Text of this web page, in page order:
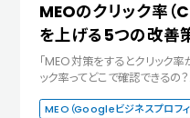
MEOのクリック率（
を上げる5つの改善
「MEO対策をするとクリック率
ック率ってどこで確認できるの
MEO（Googleビジネスプロフィ